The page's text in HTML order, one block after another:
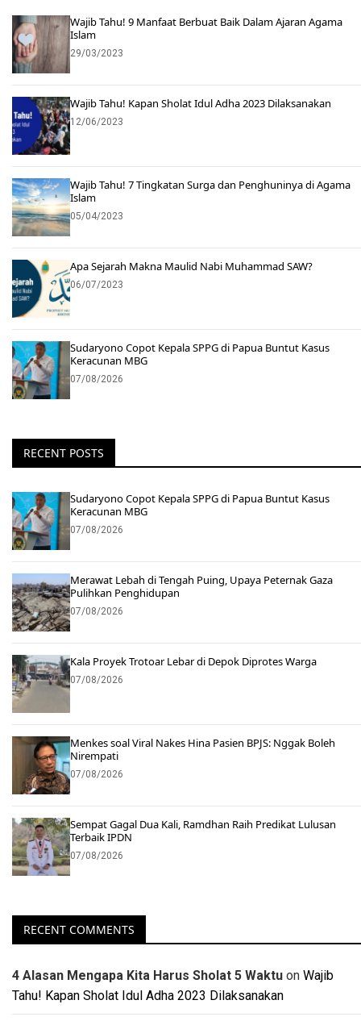
Wajib Tahu! 9 Manfaat Berbuat Baik Dalam Ajaran Agama
Islam
29/03/2023
Wajib Tahu! Kapan Sholat Idul Adha 2023 Dilaksanakan
12/06/2023
Wajib Tahu! 7 Tingkatan Surga dan Penghuninya di Agama
Islam
05/04/2023
Apa Sejarah Makna Maulid Nabi Muhammad SAW?
06/07/2023
Sudaryono Copot Kepala SPPG di Papua Buntut Kasus
Keracunan MBG
07/08/2026
RECENT POSTS
Sudaryono Copot Kepala SPPG di Papua Buntut Kasus
Keracunan MBG
07/08/2026
Merawat Lebah di Tengah Puing, Upaya Peternak Gaza
Pulihkan Penghidupan
07/08/2026
Kala Proyek Trotoar Lebar di Depok Diprotes Warga
07/08/2026
Menkes soal Viral Nakes Hina Pasien BPJS: Nggak Boleh
Nirempati
07/08/2026
Sempat Gagal Dua Kali, Ramdhan Raih Predikat Lulusan
Terbaik IPDN
07/08/2026
RECENT COMMENTS
4 Alasan Mengapa Kita Harus Sholat 5 Waktu on Wajib
Tahu! Kapan Sholat Idul Adha 2023 Dilaksanakan